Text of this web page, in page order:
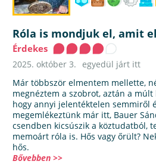
Róla is mondjuk el, amit
Érdekes
2025. október 3.
egyedül járt itt
Már többször elmentem mellette,
megnéztem a szobrot, aztán a
hogy annyi jelentéktelen semmiről
megemlékeztünk már itt, Bauer
csendben kicsúszik a köztudatból,
memoárt róla is. Hős vagy őrült?
hős.
Bővebben >>